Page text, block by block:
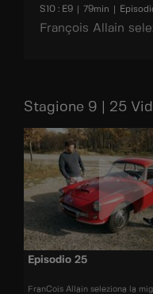
S10 : E9 79min
François Allain
Stagione 9 | 25
Episodio 25
FranCois Allain seleziona la